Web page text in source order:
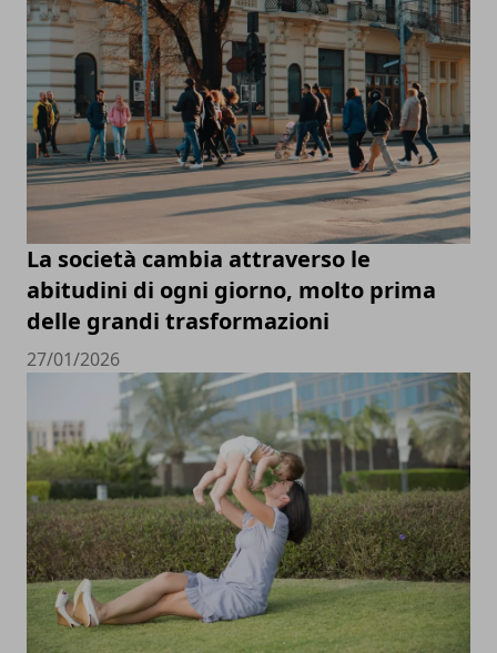
La società cambia attraverso le
abitudini di ogni giorno, molto prima
delle grandi trasformazioni
27/01/2026